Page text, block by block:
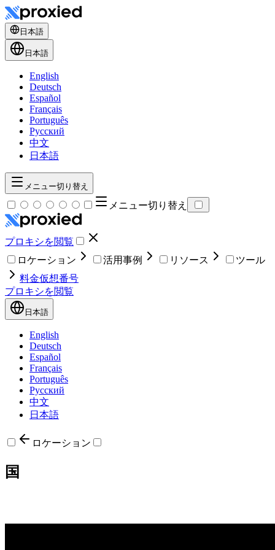
日本語
日本語
English
Deutsch
Español
Français
Português
Русский
中文
日本語
メニュー切り替え
メニュー切り替え
プロキシを閲覧
ロケーション
活用事例 リソース
ツール
料金仮想番号
プロキシを閲覧
日本語
English
Deutsch
Español
Français
Português
Русский
中文
日本語
ロケーション
国